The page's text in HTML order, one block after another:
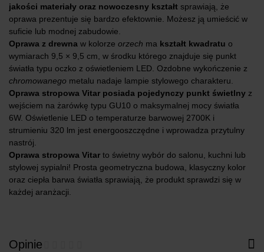
jakości materiały oraz nowoczesny kształt sprawiają, że
oprawa prezentuje się bardzo efektownie. Możesz ją umieścić w
suficie lub modnej zabudowie.
Oprawa z drewna w kolorze orzech ma kształt kwadratu o
wymiarach 9,5 × 9,5 cm, w środku którego znajduje się punkt
światła typu oczko z oświetleniem LED. Ozdobne wykończenie z
chromowanego metalu nadaje lampie stylowego charakteru.
Oprawa stropowa Vitar posiada pojedynczy punkt świetlny z
wejściem na żarówkę typu GU10 o maksymalnej mocy światła
6W. Oświetlenie LED o temperaturze barwowej 2700K i
strumieniu 320 lm jest energooszczędne i wprowadza przytulny
nastrój.
Oprawa stropowa Vitar to świetny wybór do salonu, kuchni lub
stylowej sypialni! Prosta geometryczna budowa, klasyczny kolor
oraz ciepła barwa światła sprawiają, że produkt sprawdzi się w
każdej aranżacji.
Opinie